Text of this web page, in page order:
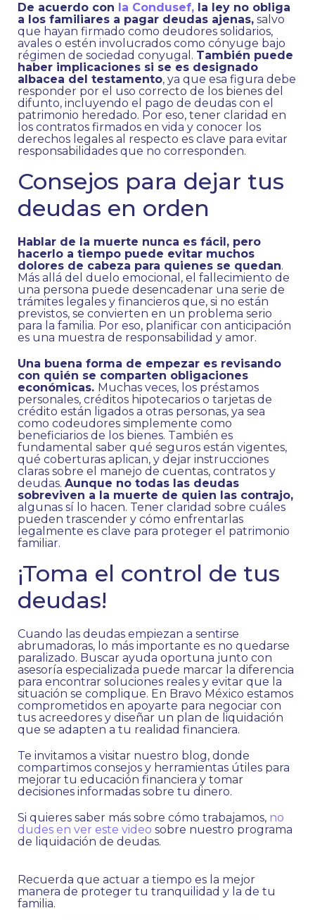
De acuerdo con la Condusef, la ley no obliga
a los familiares a pagar deudas ajenas, salvo
que hayan firmado como deudores solidarios,
avales o estén involucrados como cónyuge bajo
régimen de sociedad conyugal. También puede
haber implicaciones si se es designado
albacea del testamento, ya que esa figura debe
responder por el uso correcto de los bienes del
difunto, incluyendo el pago de deudas con el
patrimonio heredado. Por eso, tener claridad en
los contratos firmados en vida y conocer los
derechos legales al respecto es clave para evitar
responsabilidades que no corresponden.
Consejos para dejar tus
deudas en orden
Hablar de la muerte nunca es fácil, pero
hacerlo a tiempo puede evitar muchos
dolores de cabeza para quienes se quedan.
Más allá del duelo emocional, el fallecimiento de
una persona puede desencadenar una serie de
trámites legales y financieros que, si no están
previstos, se convierten en un problema serio
para la familia. Por eso, planificar con anticipación
es una muestra de responsabilidad y amor.
Una buena forma de empezar es revisando
con quién se comparten obligaciones
económicas. Muchas veces, los préstamos
personales, créditos hipotecarios o tarjetas de
crédito están ligados a otras personas, ya sea
como codeudores simplemente como
beneficiarios de los bienes. También es
fundamental saber qué seguros están vigentes,
qué coberturas aplican, y dejar instrucciones
claras sobre el manejo de cuentas, contratos y
deudas. Aunque no todas las deudas
sobreviven a la muerte de quien las contrajo,
algunas sí lo hacen. Tener claridad sobre cuáles
pueden trascender y cómo enfrentarlas
legalmente es clave para proteger el patrimonio
familiar.
¡Toma el control de tus
deudas!
Cuando las deudas empiezan a sentirse
abrumadoras, lo más importante es no quedarse
paralizado. Buscar ayuda oportuna junto con
asesoría especializada puede marcar la diferencia
para encontrar soluciones reales y evitar que la
situación se complique. En Bravo México estamos
comprometidos en apoyarte para negociar con
tus acreedores y diseñar un plan de liquidación
que se adapten a tu realidad financiera.
Te invitamos a visitar nuestro blog, donde
compartimos consejos y herramientas útiles para
mejorar tu educación financiera y tomar
decisiones informadas sobre tu dinero.
Si quieres saber más sobre cómo trabajamos, no
dudes en ver este video sobre nuestro programa
de liquidación de deudas.
Recuerda que actuar a tiempo es la mejor
manera de proteger tu tranquilidad y la de tu
familia.